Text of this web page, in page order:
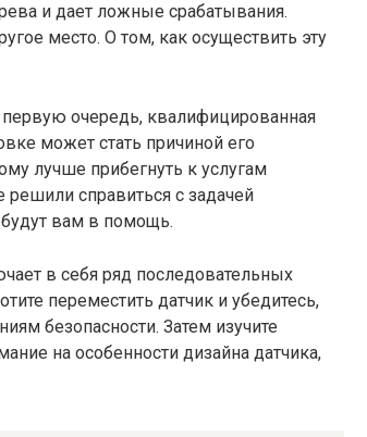
и дает ложные срабатывания.
место. О том, как осуществить эту
первую очередь, квалифицированная
может стать причиной его
лучше прибегнуть к услугам
справиться с задачей
будут вам в помощь.
в себя ряд последовательных
переместить датчик и убедитесь,
безопасности. Затем изучите
на особенности дизайна датчика,